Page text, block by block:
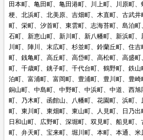
田本町、亀田町、亀田港町、川上町、川原町
梗、北浜町、北美原、吉畑町、木直町、古武
町、栄町、汐首町、東雲町、志海苔町、島泊町
石町、新恵山町、新川町、新八幡町、新浜町
川町、陣川、末広町、杉並町、鈴蘭丘町、住吉
町、銭亀町、高丘町、高岱町、高松町、高盛
町、千歳町、銚子町、千代台町、鶴野町、鉄山
泊町、富浦町、富岡町、豊浦町、豊川町、豊崎
銅山町、中島町、中野町、中浜町、中道、西
町、乃木町、函館山、八幡町、花園町、浜町
町、東川町、東畑町、東山町、人見町、日乃出
日和山町、広野町、深堀町、双見町、船見町
町、弁天町、宝来町、堀川町、本町、本通、